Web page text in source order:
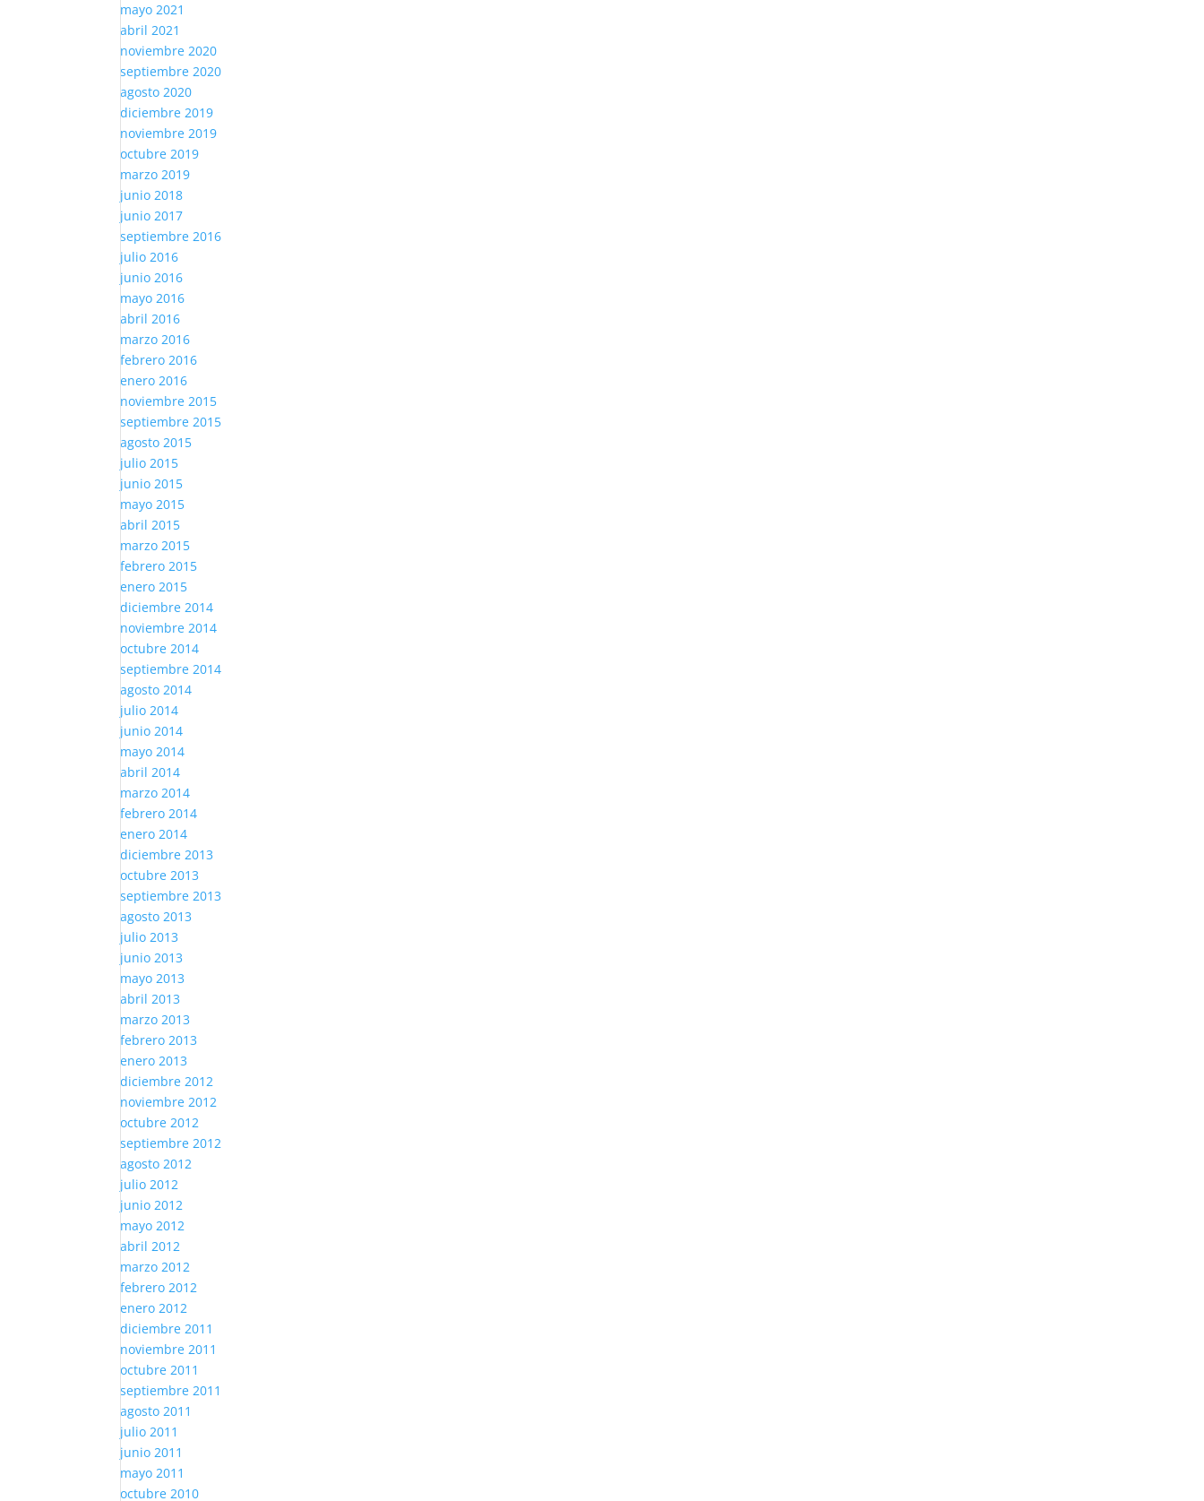
mayo 2021
abril 2021
noviembre 2020
septiembre 2020
agosto 2020
diciembre 2019
noviembre 2019
octubre 2019
marzo 2019
junio 2018
junio 2017
septiembre 2016
julio 2016
junio 2016
mayo 2016
abril 2016
marzo 2016
febrero 2016
enero 2016
noviembre 2015
septiembre 2015
agosto 2015
julio 2015
junio 2015
mayo 2015
abril 2015
marzo 2015
febrero 2015
enero 2015
diciembre 2014
noviembre 2014
octubre 2014
septiembre 2014
agosto 2014
julio 2014
junio 2014
mayo 2014
abril 2014
marzo 2014
febrero 2014
enero 2014
diciembre 2013
octubre 2013
septiembre 2013
agosto 2013
julio 2013
junio 2013
mayo 2013
abril 2013
marzo 2013
febrero 2013
enero 2013
diciembre 2012
noviembre 2012
octubre 2012
septiembre 2012
agosto 2012
julio 2012
junio 2012
mayo 2012
abril 2012
marzo 2012
febrero 2012
enero 2012
diciembre 2011
noviembre 2011
octubre 2011
septiembre 2011
agosto 2011
julio 2011
junio 2011
mayo 2011
octubre 2010